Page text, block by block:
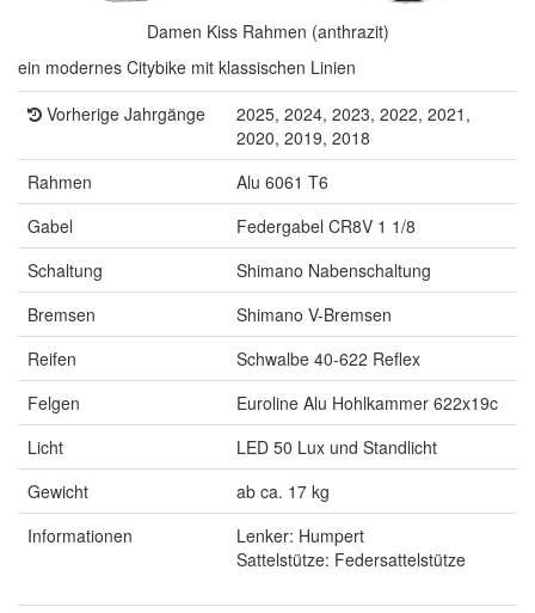
Damen Kiss Rahmen (anthrazit)
ein modernes Citybike mit klassischen Linien
Vorherige Jahrgänge
2025, 2024, 2023, 2022, 2021,
2020, 2019, 2018
Rahmen
Alu 6061 T6
Gabel
Federgabel CR8V 1 1/8
Schaltung
Shimano Nabenschaltung
Bremsen
Shimano V-Bremsen
Reifen
Schwalbe 40-622 Reflex
Felgen
Euroline Alu Hohlkammer 622x19c
Licht
LED 50 Lux und Standlicht
Gewicht
ab ca. 17 kg
Informationen
Lenker: Humpert
Sattelstütze: Federsattelstütze